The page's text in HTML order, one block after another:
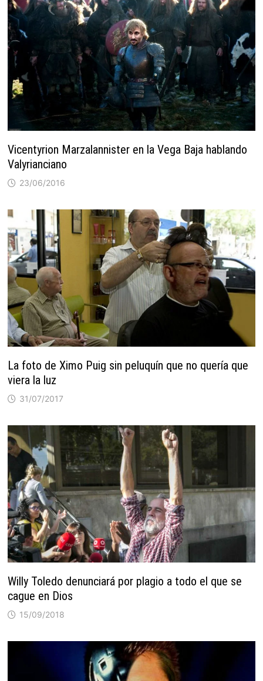
Vicentyrion Marzalannister en la Vega Baja hablando
Valyrianciano
23/06/2016
La foto de Ximo Puig sin peluquín que no quería que
viera la luz
31/07/2017
Willy Toledo denunciará por plagio a todo el que se
cague en Dios
15/09/2018